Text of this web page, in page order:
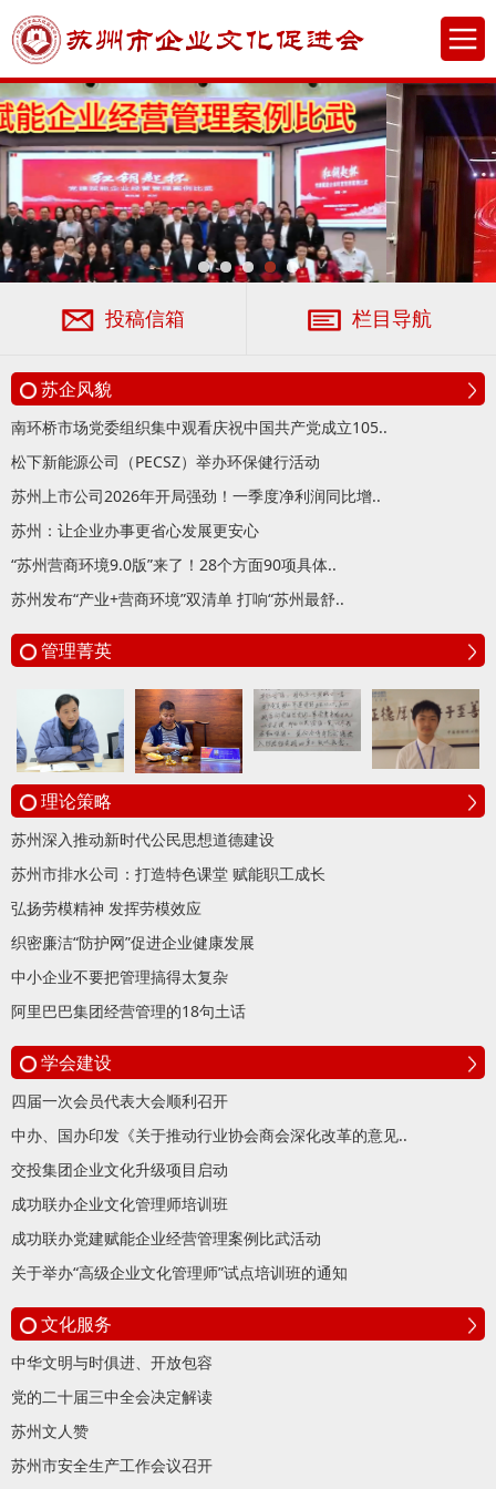
投稿信箱 栏目导航
苏企风貌
南环桥市场党委组织集中观看庆祝中国共产党成立105..
松下新能源公司（PECSZ）举办环保健行活动
苏州上市公司2026年开局强劲！一季度净利润同比增..
苏州：让企业办事更省心发展更安心
“苏州营商环境9.0版”来了！28个方面90项具体..
苏州发布“产业+营商环境”双清单 打响“苏州最舒..
管理菁英
理论策略
苏州深入推动新时代公民思想道德建设
苏州市排水公司：打造特色课堂 赋能职工成长
弘扬劳模精神 发挥劳模效应
织密廉洁“防护网”促进企业健康发展
中小企业不要把管理搞得太复杂
阿里巴巴集团经营管理的18句土话
学会建设
四届一次会员代表大会顺利召开
中办、国办印发《关于推动行业协会商会深化改革的意见..
交投集团企业文化升级项目启动
成功联办企业文化管理师培训班
成功联办党建赋能企业经营管理案例比武活动
关于举办“高级企业文化管理师”试点培训班的通知
文化服务
中华文明与时俱进、开放包容
党的二十届三中全会决定解读
苏州文人赞
苏州市安全生产工作会议召开